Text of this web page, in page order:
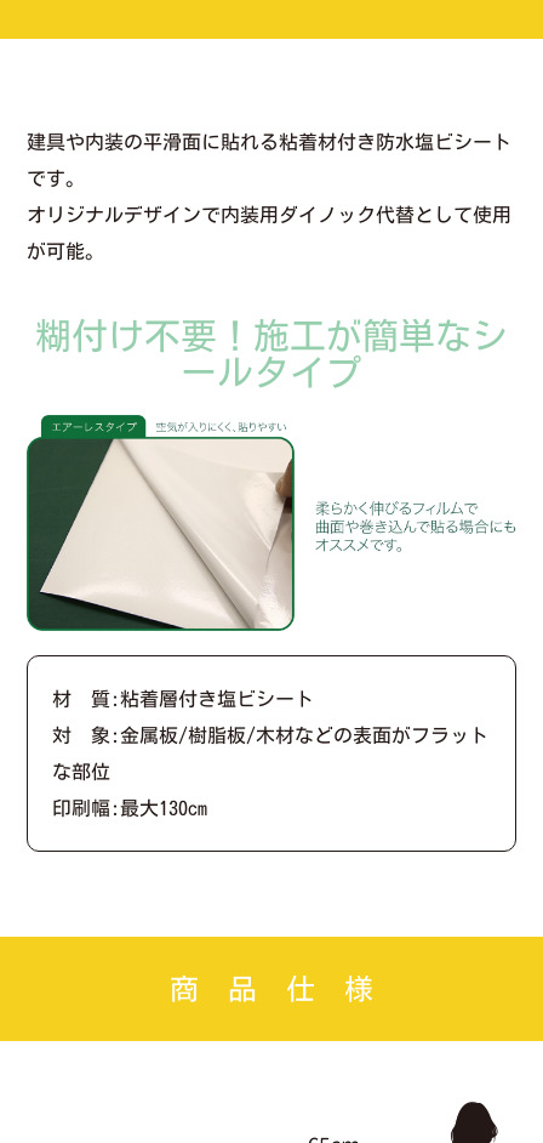
建具や内装の平滑面に貼れる粘着材付き防水塩ビシート
です。
オリジナルデザインで内装用ダイノック代替として使用
が可能。
糊付け不要！施工が簡単なシ
ールタイプ
材 質:粘着層付き塩ビシート
対 象:金属板/樹脂板/木材などの表面がフラット
な部位
印刷幅:最大130cm
商 品 仕 様